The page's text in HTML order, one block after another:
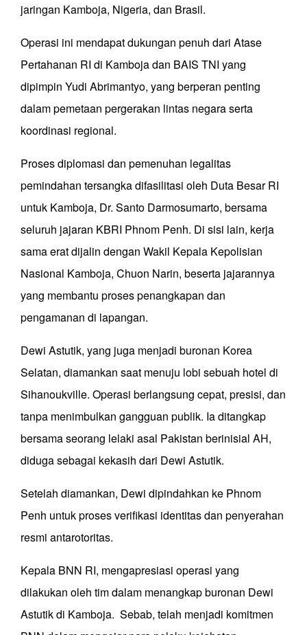
jaringan Kamboja, Nigeria, dan Brasil.
Operasi ini mendapat dukungan penuh dari Atase
Pertahanan RI di Kamboja dan BAIS TNI yang
dipimpin Yudi Abrimantyo, yang berperan penting
dalam pemetaan pergerakan lintas negara serta
koordinasi regional.
Proses diplomasi dan pemenuhan legalitas
pemindahan tersangka difasilitasi oleh Duta Besar RI
untuk Kamboja, Dr. Santo Darmosumarto, bersama
seluruh jajaran KBRI Phnom Penh. Di sisi lain, kerja
sama erat dijalin dengan Wakil Kepala Kepolisian
Nasional Kamboja, Chuon Narin, beserta jajarannya
yang membantu proses penangkapan dan
pengamanan di lapangan.
Dewi Astutik, yang juga menjadi buronan Korea
Selatan, diamankan saat menuju lobi sebuah hotel di
Sihanoukville. Operasi berlangsung cepat, presisi, dan
tanpa menimbulkan gangguan publik. Ia ditangkap
bersama seorang lelaki asal Pakistan berinisial AH,
diduga sebagai kekasih dari Dewi Astutik.
Setelah diamankan, Dewi dipindahkan ke Phnom
Penh untuk proses verifikasi identitas dan penyerahan
resmi antarotoritas.
Kepala BNN RI, mengapresiasi operasi yang
dilakukan oleh tim dalam menangkap buronan Dewi
Astutik di Kamboja. Sebab, telah menjadi komitmen